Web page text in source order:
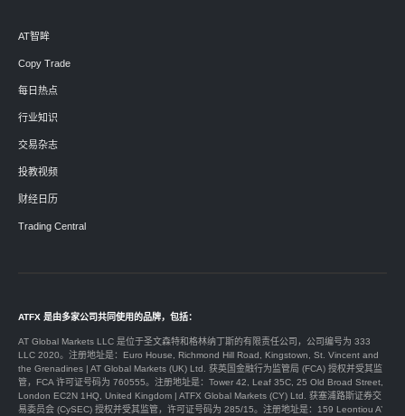
AT智眸
Copy Trade
每日热点
行业知识
交易杂志
投教视频
财经日历
Trading Central
ATFX 是由多家公司共同使用的品牌，包括：
AT Global Markets LLC 是位于圣文森特和格林纳丁斯的有限责任公司，公司编号为 333
LLC 2020。注册地址是：Euro House, Richmond Hill Road, Kingstown, St. Vincent and
the Grenadines | AT Global Markets (UK) Ltd. 获英国金融行为监管局 (FCA) 授权并受其监
管，FCA 许可证号码为 760555。注册地址是：Tower 42, Leaf 35C, 25 Old Broad Street,
London EC2N 1HQ, United Kingdom | ATFX Global Markets (CY) Ltd. 获塞浦路斯证券交
易委员会 (CySEC) 授权并受其监管，许可证号码为 285/15。注册地址是：159 Leontiou A’